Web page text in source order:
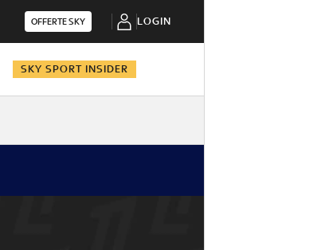
OFFERTE SKY LOGIN
SKY SPORT INSIDER